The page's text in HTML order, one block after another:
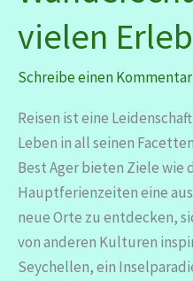
vielen
Schreibe einen Kommentar
Reisen ist eine
Leben in all seinen
Best Ager bieten Ziele
Hauptferienzeiten eine
neue Orte zu entdecken,
von anderen Kulturen
Seychellen, ein